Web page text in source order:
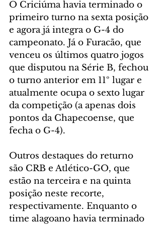
O Criciúma havia terminado o
primeiro turno na sexta posição
e agora já integra o G-4 do
campeonato. Já o Furacão, que
venceu os últimos quatro jogos
que disputou na Série B, fechou
o turno anterior em 11º lugar e
atualmente ocupa o sexto lugar
da competição (a apenas dois
pontos da Chapecoense, que
fecha o G-4).
Outros destaques do returno
são CRB e Atlético-GO, que
estão na terceira e na quinta
posição neste recorte,
respectivamente. Enquanto o
time alagoano havia terminado